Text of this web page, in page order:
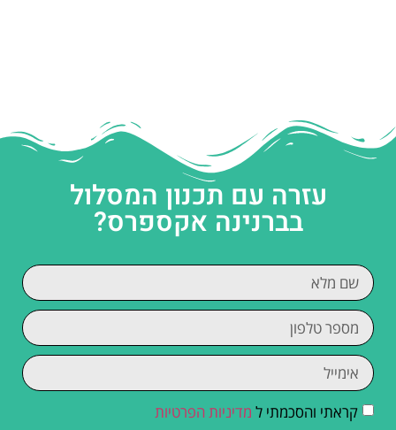
עזרה עם תכנון המסלול
בברנינה אקספרס?
קראתי והסכמתי ל מדיניות הפרטיות